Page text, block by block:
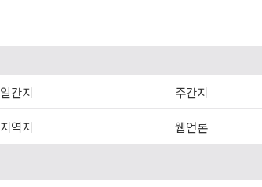
일간지 주간지
지역지 웹언론